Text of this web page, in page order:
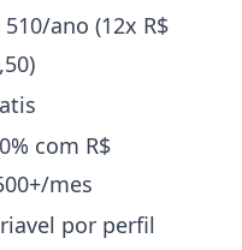
510/ano (12x R$
com R$
mes
por perfil